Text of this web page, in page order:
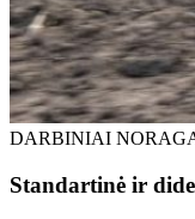
DARBINIAI
Standartinė ir